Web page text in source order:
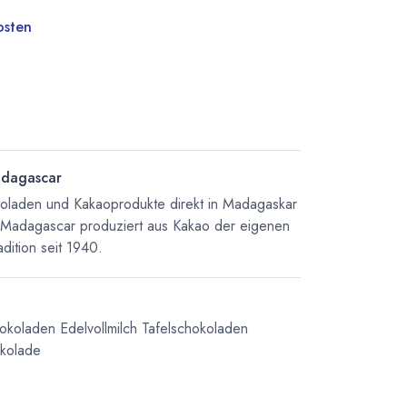
und Kakaoprodukte direkt in Madagaskar
produziert aus Kakao der eigenen
seit 1940.
Edelvollmilch Tafelschokoladen